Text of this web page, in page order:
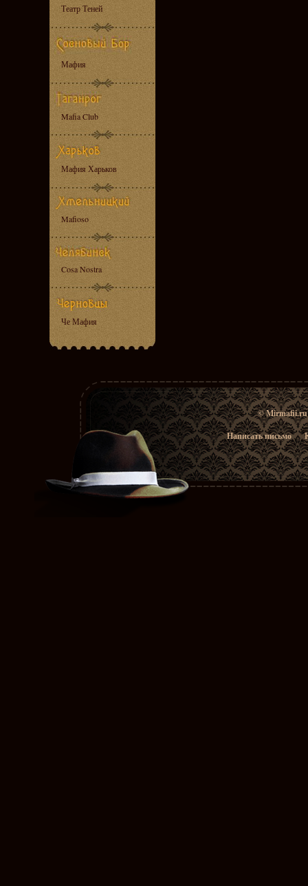
Театр Теней
Мафия
Mafia Club
Мафия Харьков
Mafioso
Cosa Nostra
Че Мафия
© Mirmafii.ru
Написать письмо